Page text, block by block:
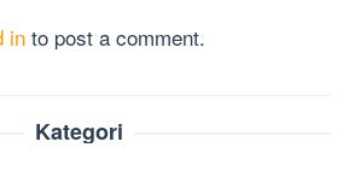
in to post a comment.
Kategori